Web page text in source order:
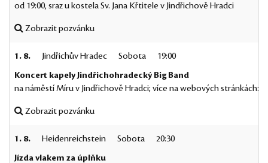
od 19:00, sraz u kostela Sv. Jana Křtitele v Jindřichově Hradci
Zobrazit pozvánku
1. 8. Jindřichův Hradec Sobota
19:00
Koncert kapely Jindřichohradecký Big Band
na náměstí Míru v Jindřichově Hradci; více na webových stránkách:
Zobrazit pozvánku
1. 8. Heidenreichstein Sobota
20:30
Jízda vlakem za úplňku